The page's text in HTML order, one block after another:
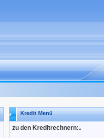
Kredit Menü
zu den Kreditrechnern: